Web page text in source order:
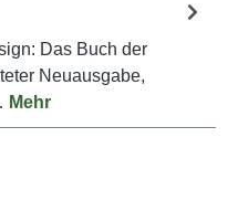
Das Buch der
Neuausgabe,
Mehr